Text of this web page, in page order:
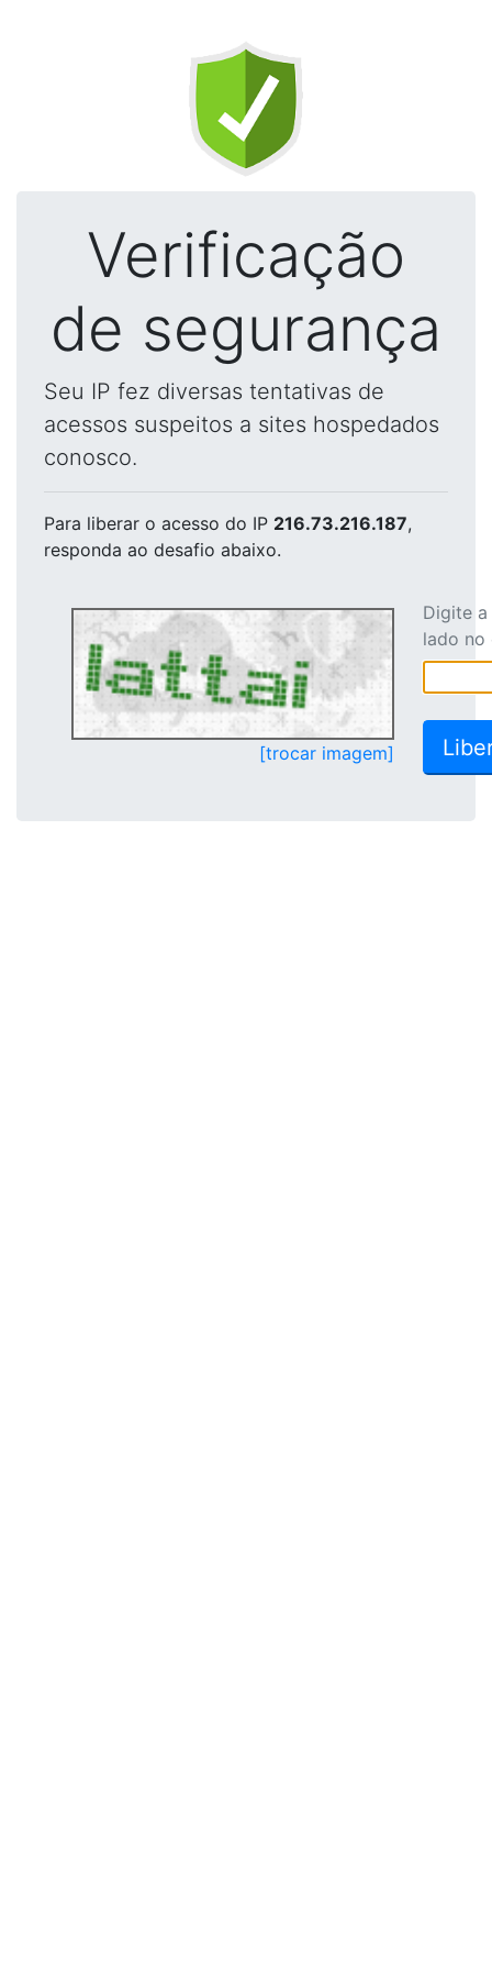
Verificação
de segurança
Seu IP fez diversas tentativas de
acessos suspeitos a sites hospedados
conosco.
Para liberar o acesso do IP 216.73.216.187,
responda ao desafio abaixo.
[trocar imagem]
Digite
lado no